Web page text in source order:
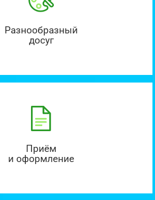
Разнообразный
досуг
Приём
и оформление